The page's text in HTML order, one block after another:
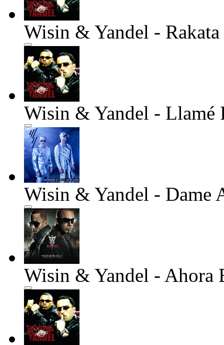
Wisin & Yandel - Rakata
Wisin & Yandel - Llamé
Wisin & Yandel - Dame
Wisin & Yandel - Ahora